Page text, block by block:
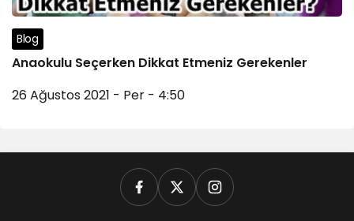
Blog
Anaokulu Seçerken Dikkat Etmeniz Gerekenler
26 Ağustos 2021 - Per - 4:50